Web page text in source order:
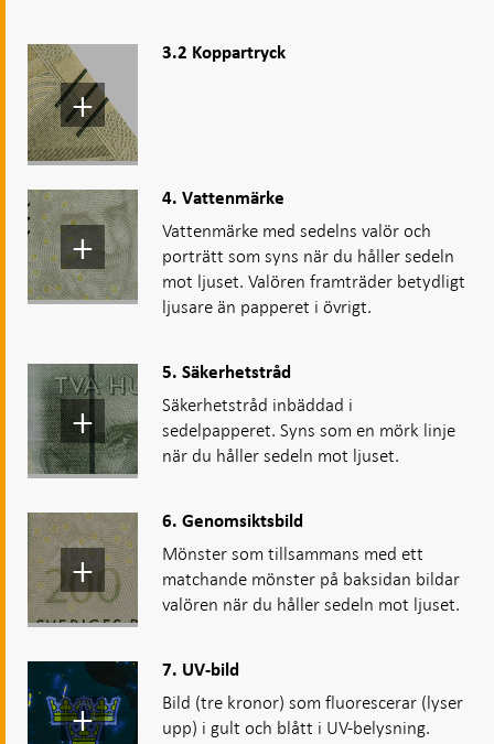
3.2 Koppartryck
4. Vattenmärke
Vattenmärke med sedelns valör och
porträtt som syns när du håller sedeln
mot ljuset. Valören framträder betydligt
ljusare än papperet i övrigt.
5. Säkerhetstråd
Säkerhetstråd inbäddad i
sedelpapperet. Syns som en mörk linje
när du håller sedeln mot ljuset.
6. Genomsiktsbild
Mönster som tillsammans med ett
matchande mönster på baksidan bildar
valören när du håller sedeln mot ljuset.
7. UV-bild
Bild (tre kronor) som fluorescerar (lyser
upp) i gult och blått i UV-belysning.